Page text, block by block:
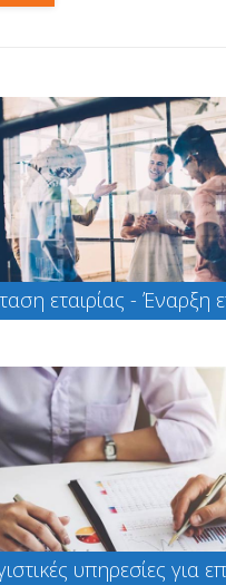
εταιρίας - Έναρξη
υπηρεσίες για